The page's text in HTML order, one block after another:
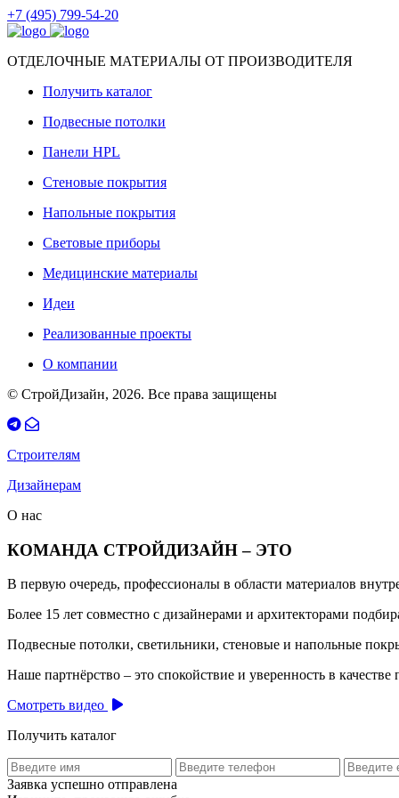
+7 (495) 799-54-20
ОТДЕЛОЧНЫЕ МАТЕРИАЛЫ ОТ ПРОИЗВОДИТЕЛЯ
Получить каталог
Подвесные потолки
Панели HPL
Стеновые покрытия
Напольные покрытия
Световые приборы
Медицинские материалы
Идеи
Реализованные проекты
О компании
© СтройДизайн, 2026. Все права защищены
Строителям
Дизайнерам
О нас
КОМАНДА СТРОЙДИЗАЙН – ЭТО
В первую очередь, профессионалы в области материалов
Более 15 лет совместно с дизайнерами и архитекторами
Подвесные потолки, светильники, стеновые и напольные
Наше партнёрство – это спокойствие и уверенность в качестве
Смотреть видео
Получить каталог
Заявка успешно отправлена